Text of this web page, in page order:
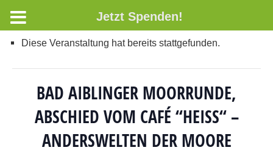
Diese Veranstaltung hat bereits stattgefunden.
BAD AIBLINGER MOORRUNDE,
ABSCHIED VOM CAFÉ “HEISS“ –
ANDERSWELTEN DER MOORE
Jetzt Spenden!